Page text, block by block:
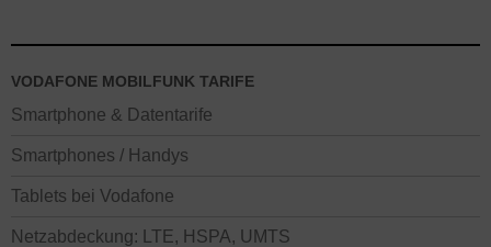
VODAFONE MOBILFUNK TARIFE
Smartphone & Datentarife
Smartphones / Handys
Tablets bei Vodafone
Netzabdeckung: LTE, HSPA, UMTS